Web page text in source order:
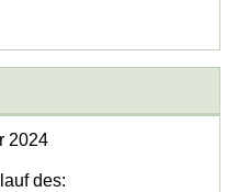
2024
des: